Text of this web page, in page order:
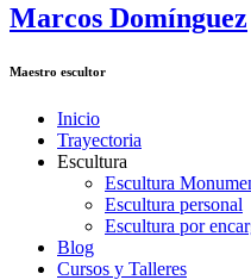
Marcos Domínguez
Maestro escultor
Inicio
Trayectoria
Escultura
Escultura
Escultura personal
Escultura por
Blog
Cursos y Talleres